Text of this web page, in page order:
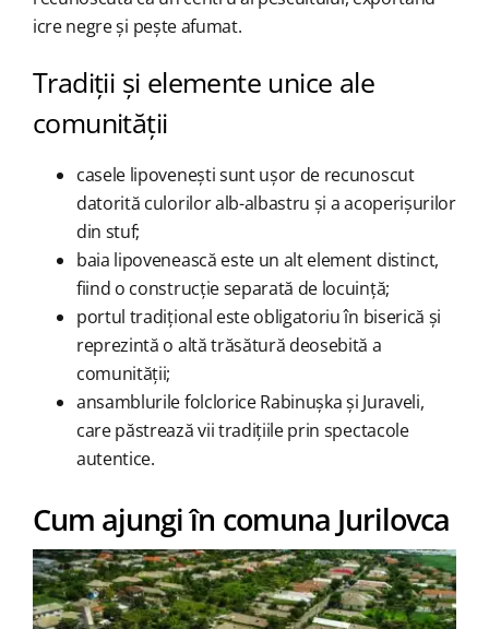
icre negre și pește afumat.
Tradiții și elemente unice ale
comunității
casele lipovenești sunt ușor de recunoscut
datorită culorilor alb-albastru și a acoperișurilor
din stuf;
baia lipovenească este un alt element distinct,
fiind o construcție separată de locuință;
portul tradițional este obligatoriu în biserică și
reprezintă o altă trăsătură deosebită a
comunității;
ansamblurile folclorice Rabinușka și Juraveli,
care păstrează vii tradițiile prin spectacole
autentice.
Cum ajungi în comuna Jurilovca